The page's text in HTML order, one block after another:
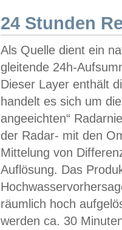
24 Stunden
Als Quelle dient ein
gleitende 24h-
Dieser Layer enthält
handelt es sich um
angeeichten“
der Radar- mit den
Mittelung von
Auflösung. Das
räumlich hoch
werden ca. 30